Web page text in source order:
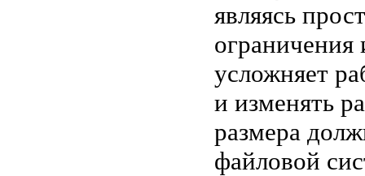
являясь
ограничения
усложняет
и изменять
размера
файловой